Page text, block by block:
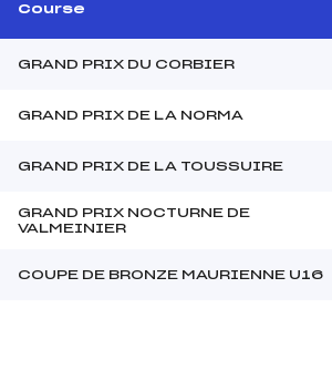
Course
GRAND PRIX DU CORBIER
GRAND PRIX DE LA NORMA
GRAND PRIX DE LA TOUSSUIRE
GRAND PRIX NOCTURNE DE
VALMEINIER
COUPE DE BRONZE MAURIENNE U16